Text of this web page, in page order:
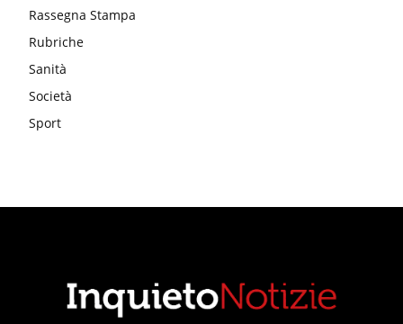
Rassegna Stampa
Rubriche
Sanità
Società
Sport